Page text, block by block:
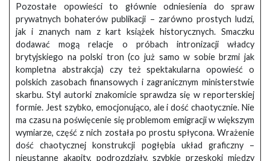
Pozostałe opowieści to głównie odniesienia do spraw
prywatnych bohaterów publikacji – zarówno prostych ludzi,
jak i znanych nam z kart książek historycznych. Smaczku
dodawać mogą relacje o próbach intronizacji władcy
brytyjskiego na polski tron (co już samo w sobie brzmi jak
kompletna abstrakcja) czy też spektakularna opowieść o
polskich zasobach finansowych i zagranicznym ministerstwie
skarbu. Styl autorki znakomicie sprawdza się w reporterskiej
formie. Jest szybko, emocjonująco, ale i dość chaotycznie. Nie
ma czasu na poświęcenie się problemom emigracji w większym
wymiarze, część z nich została po prostu spłycona. Wrażenie
dość chaotycznej konstrukcji pogłębia układ graficzny –
nieustanne akapity, podrozdziały, szybkie przeskoki między